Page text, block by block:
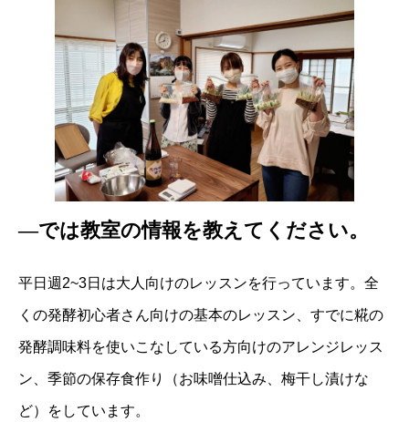
―では教室の情報を教えてください。
平日週2~3日は大人向けのレッスンを行っています。全
くの発酵初心者さん向けの基本のレッスン、すでに糀の
発酵調味料を使いこなしている方向けのアレンジレッス
ン、季節の保存食作り（お味噌仕込み、梅干し漬けな
ど）をしています。